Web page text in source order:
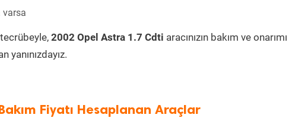
varsa
2002 Opel Astra 1.7 Cdti aracınızın bakım ve onarımı
Fiyatı Hesaplanan Araçlar